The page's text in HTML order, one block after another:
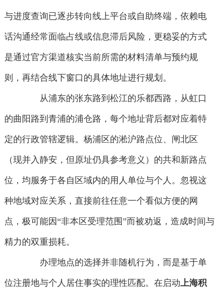
与进度查询已逐步转向线上平台或自助终端，依赖电
话沟通经常面临占线或信息滞后风险，更稳妥的方式
是通过官方渠道核实当前所需的材料清单与预约规
则，再结合线下窗口的具体地址进行规划。
从浦东的张东路到松江的乐都西路，从虹口
的曲阳路到青浦的浦仓路，每个地址背后都对应着特
定的行政管辖逻辑。杨浦区的淞沪路点位、闸北区
（现并入静安，但原址仍具参考意义）的共和新路点
位，均服务于各自区域内的用人单位与个人。忽视这
种地域对应关系，直接前往任意一个看似方便的网
点，极可能因“非本区受理范围”而被劝返，造成时间与
精力的双重损耗。
办理地点的选择并非随机行为，而是基于单
位注册地与个人居住事实的理性匹配。在启动上海积